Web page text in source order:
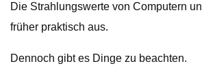
Die Strahlungswerte von Computern
früher praktisch aus.
Dennoch gibt es Dinge zu beachten.